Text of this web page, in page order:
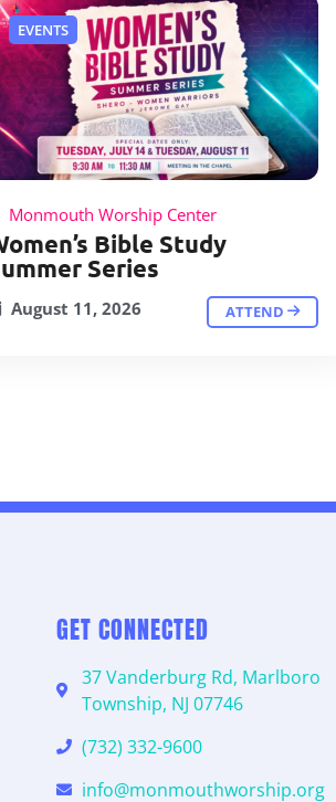
EVENTS
Monmouth Worship Center
Bible Study
Series
August 11, 2026 ATTEND
GET CONNECTED
37 Vanderburg Rd, Marlboro
Township, NJ 07746
(732) 332-9600
info@monmouthworship.org